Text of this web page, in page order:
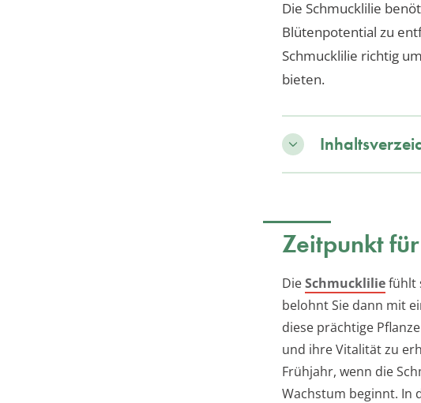
Die Schmucklilie
Blütenpotential zu
Schmucklilie richtig
bieten.
Zeitpunkt
DieSchmuckliliefühlt
belohnt Sie dann mit
diese prächtige
und ihre Vitalität zu
Frühjahr, wenn die
Wachstum beginnt. In